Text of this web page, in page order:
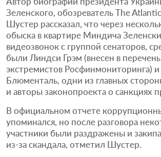
Зеленского, обозреватель The
Шустер рассказал, что через
обыска в квартире Миндича
видеозвонок с группой сенаторов,
были Линдси Грэм (внесен в
экстремистов Росфинмониторинга)
Блюменталь, одни из главных
и авторы законопроекта о санкциях
В официальном отчете
упоминался, но после разговора
участники были раздражены и
из-за скандала, отметил Шустер.